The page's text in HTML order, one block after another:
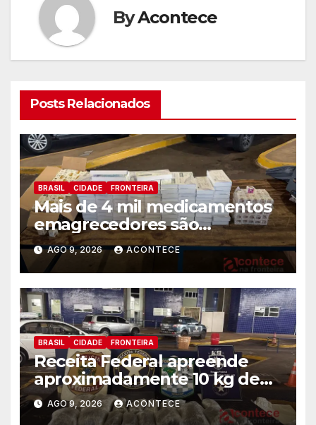
ByAcontece
Posts Relacionados
BRASIL CIDADE FRONTEIRA
Mais de 4 mil medicamentos
emagrecedores são
apreendidos pela Receita
Federal
AGO 9, 2026 ACONTECE
BRASIL CIDADE FRONTEIRA
Receita Federal apreende
aproximadamente 10 kg de
substância análoga ao
capulho
AGO 9, 2026 ACONTECE